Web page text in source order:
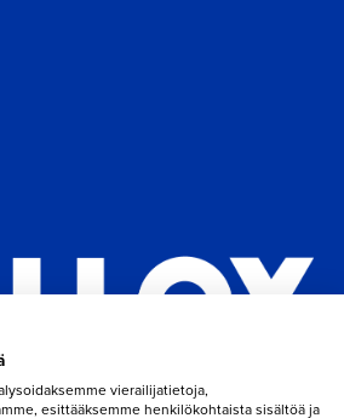
vierailijatietoja,
esittääksemme henkilökohtaista sisältöä ja